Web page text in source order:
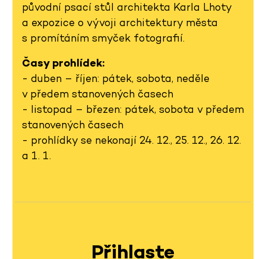
původní psací stůl architekta Karla Lhoty
a expozice o vývoji architektury města
s promítáním smyček fotografií.
Časy prohlídek:
- duben – říjen: pátek, sobota, neděle
v předem stanovených časech
- listopad – březen: pátek, sobota v předem
stanovených časech
- prohlídky se nekonají 24. 12., 25. 12., 26. 12.
a 1. 1.
Přihlaste